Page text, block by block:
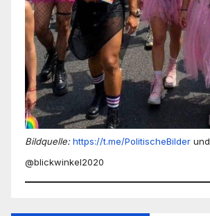
Bildquelle: https://t.me/PolitischeBilder und
@blickwinkel2020